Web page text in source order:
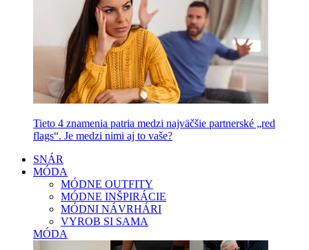
Tieto 4 znamenia patria medzi najväčšie partnerské „red
flags“. Je medzi nimi aj to vaše?
SNÁR
MÓDA
MÓDNE OUTFITY
MÓDNE INŠPIRÁCIE
MÓDNI NÁVRHÁRI
VYROB SI SAMA
MÓDA